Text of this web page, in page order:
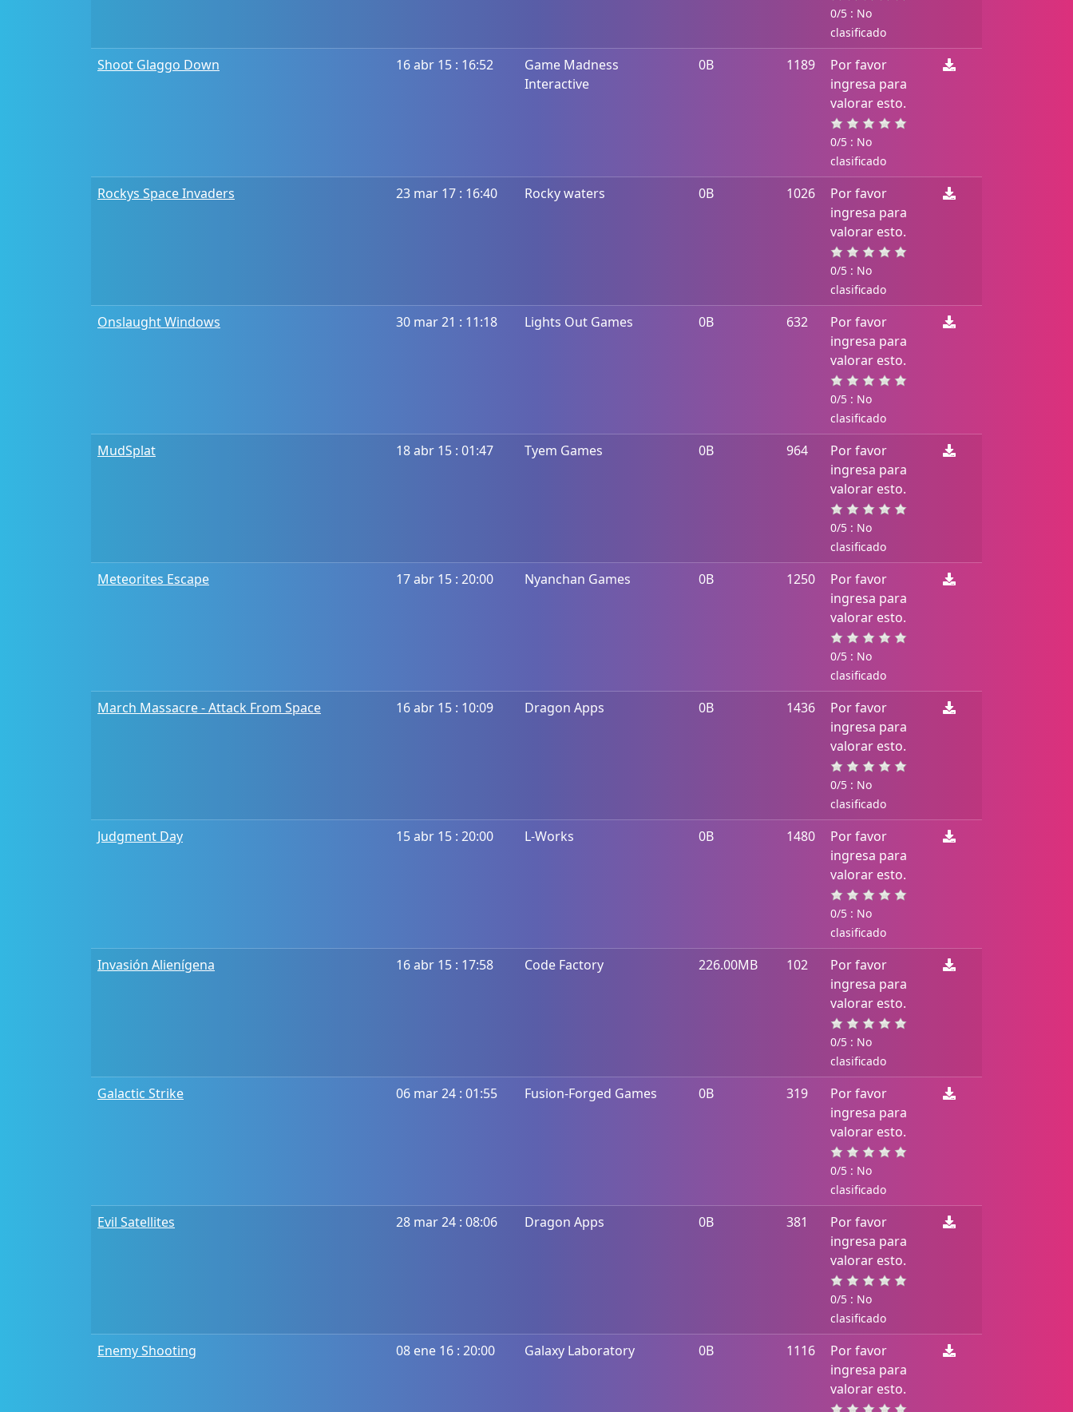
0/5 : No
clasificado
Shoot Glaggo Down 16 abr 15 : 16:52
Game Madness
Interactive
0B 1189
Por favor
ingresa para
valorar esto.
0/5 : No
clasificado
Rockys Space Invaders 23 mar 17 : 16:40 Rocky waters 0B 1026
Por favor
ingresa para
valorar esto.
0/5 : No
clasificado
Onslaught Windows 30 mar 21 : 11:18 Lights Out Games 0B 632
Por favor
ingresa para
valorar esto.
0/5 : No
clasificado
MudSplat 18 abr 15 : 01:47 Tyem Games 0B 964
Por favor
ingresa para
valorar esto.
0/5 : No
clasificado
Meteorites Escape 17 abr 15 : 20:00 Nyanchan Games 0B 1250
Por favor
ingresa para
valorar esto.
0/5 : No
clasificado
March Massacre - Attack From Space 16 abr 15 : 10:09 Dragon Apps 0B 1436
Por favor
ingresa para
valorar esto.
0/5 : No
clasificado
Judgment Day 15 abr 15 : 20:00 L-Works 0B 1480
Por favor
ingresa para
valorar esto.
0/5 : No
clasificado
Invasión Alienígena 16 abr 15 : 17:58 Code Factory 226.00MB 102
Por favor
ingresa para
valorar esto.
0/5 : No
clasificado
Galactic Strike 06 mar 24 : 01:55 Fusion-Forged Games 0B 319
Por favor
ingresa para
valorar esto.
0/5 : No
clasificado
Evil Satellites 28 mar 24 : 08:06 Dragon Apps 0B 381
Por favor
ingresa para
valorar esto.
0/5 : No
clasificado
Enemy Shooting 08 ene 16 : 20:00 Galaxy Laboratory 0B 1116
Por favor
ingresa para
valorar esto.